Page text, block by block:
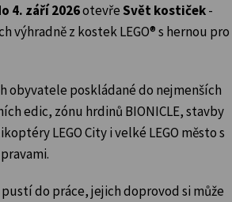
4. září 2026otevřeSvět kostiček-
výhradně z kostek LEGO® s hernou pro
obyvatele poskládané do nejmenších
edic, zónu hrdinů BIONICLE, stavby
LEGO City i velké LEGO město s
do práce, jejich doprovod si může